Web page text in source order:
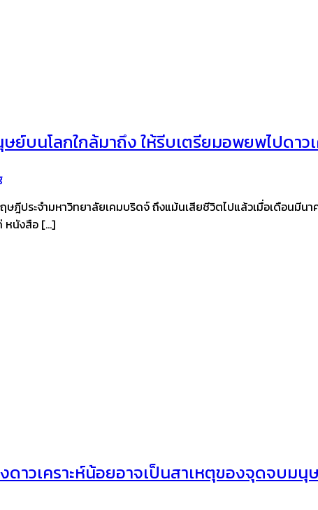
บนโลกใกล้มาถึง ให้รีบเตรียมอพยพไปดาว
ประจำมหาวิทยาลัยเคมบริดจ์ ถึงแม้นเสียชีวิตไปแล้วเมื่อเดือนมีนา
หนังสือ […]
าวเคราะห์น้อยอาจเป็นสาเหตุของจุดจบมนุ